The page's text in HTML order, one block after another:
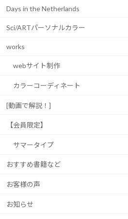
Days in the Netherlands
Sci/ARTパーソナルカラー
works
webサイト制作
カラーコーディネート
[動画で解説！]
【会員限定】
サマータイプ
おすすめ書籍など
お客様の声
お知らせ